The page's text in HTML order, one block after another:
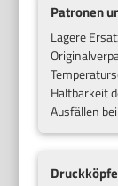
Patronen
Lagere
Haltbarkeit
Ausfällen